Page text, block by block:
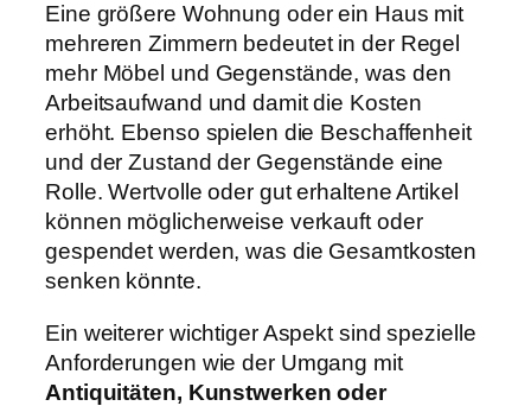
Eine größere Wohnung oder ein Haus mit
mehreren Zimmern bedeutet in der Regel
mehr Möbel und Gegenstände, was den
Arbeitsaufwand und damit die Kosten
erhöht. Ebenso spielen die Beschaffenheit
und der Zustand der Gegenstände eine
Rolle. Wertvolle oder gut erhaltene Artikel
können möglicherweise verkauft oder
gespendet werden, was die Gesamtkosten
senken könnte.
Ein weiterer wichtiger Aspekt sind spezielle
Anforderungen wie der Umgang mit
Antiquitäten, Kunstwerken oder